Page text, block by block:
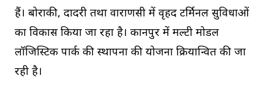
हैं। बोराकी, दादरी तथा वाराणसी में वृहद टर्मिनल सुविधाओं
का विकास किया जा रहा है। कानपुर में मल्टी मोडल
लॉजिस्टिक पार्क की स्थापना की योजना क्रियान्वित की जा
रही है।